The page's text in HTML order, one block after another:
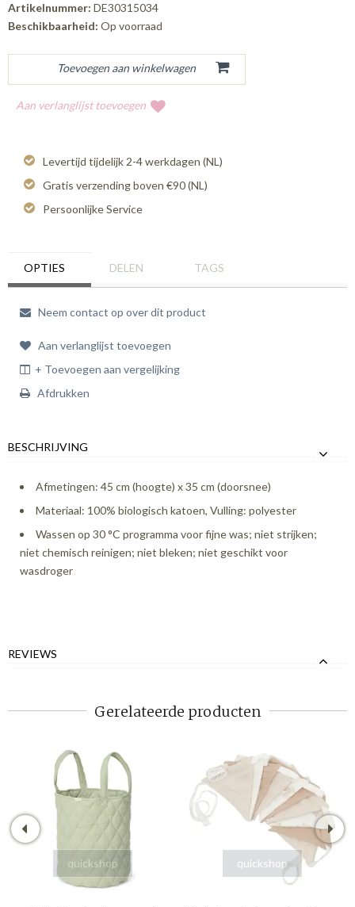
Artikelnummer: DE30315034
Beschikbaarheid: Op voorraad
Aan verlanglijst toevoegen
Levertijd tijdelijk 2-4 werkdagen (NL)
Gratis verzending boven €90 (NL)
Persoonlijke Service
OPTIES DELEN TAGS
Neem contact op over dit product
Aan verlanglijst toevoegen
+ Toevoegen aan vergelijking
Afdrukken
BESCHRIJVING
Afmetingen: 45 cm (hoogte) x 35 cm (doorsnee)
Materiaal: 100% biologisch katoen, Vulling: polyester
Wassen op 30 °C programma voor fijne was; niet strijken;
niet chemisch reinigen; niet bleken; niet geschikt voor
wasdroger
REVIEWS
Gerelateerde producten
quickshop quickshop